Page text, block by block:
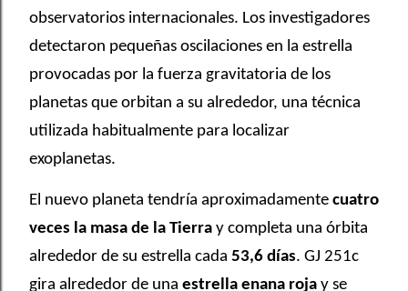
observatorios internacionales. Los investigadores
detectaron pequeñas oscilaciones en la estrella
provocadas por la fuerza gravitatoria de los
planetas que orbitan a su alrededor, una técnica
utilizada habitualmente para localizar
exoplanetas.
El nuevo planeta tendría aproximadamente cuatro
veces la masa de la Tierra y completa una órbita
alrededor de su estrella cada 53,6 días. GJ 251c
gira alrededor de una estrella enana roja y se